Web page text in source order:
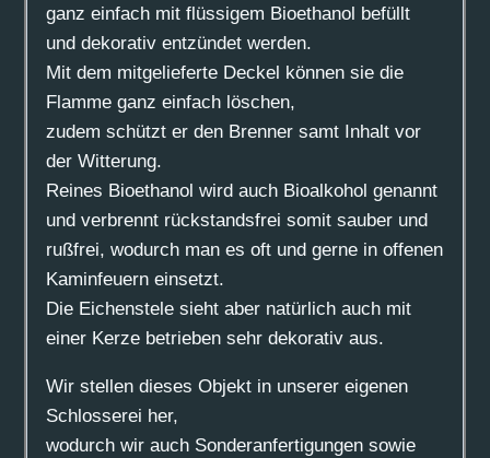
ganz einfach mit flüssigem Bioethanol befüllt
und dekorativ entzündet werden.
Mit dem mitgelieferte Deckel können sie die
Flamme ganz einfach löschen,
zudem schützt er den Brenner samt Inhalt vor
der Witterung.
Reines Bioethanol wird auch Bioalkohol genannt
und verbrennt rückstandsfrei somit sauber und
rußfrei, wodurch man es oft und gerne in offenen
Kaminfeuern einsetzt.
Die Eichenstele sieht aber natürlich auch mit
einer Kerze betrieben sehr dekorativ aus.
Wir stellen dieses Objekt in unserer eigenen
Schlosserei her,
wodurch wir auch Sonderanfertigungen sowie